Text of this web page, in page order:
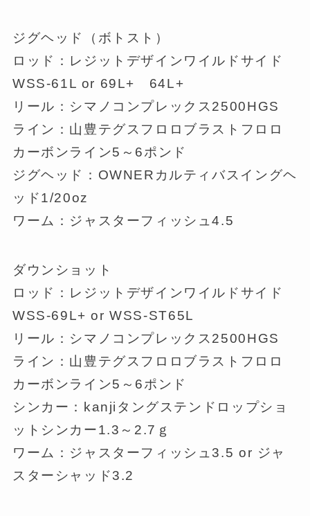
ジグヘッド（ボトスト）
ロッド：レジットデザインワイルドサイド
WSS-61L or 69L+ 64L+
リール：シマノコンプレックス2500HGS
ライン：山豊テグスフロロブラストフロロ
カーボンライン5～6ポンド
ジグヘッド：OWNERカルティバスイングヘ
ッド1/20oz
ワーム：ジャスターフィッシュ4.5
ダウンショット
ロッド：レジットデザインワイルドサイド
WSS-69L+ or WSS-ST65L
リール：シマノコンプレックス2500HGS
ライン：山豊テグスフロロブラストフロロ
カーボンライン5～6ポンド
シンカー：kanjiタングステンドロップショ
ットシンカー1.3～2.7ｇ
ワーム：ジャスターフィッシュ3.5 or ジャ
スターシャッド3.2